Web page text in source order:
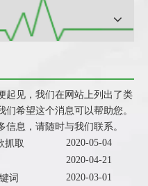
起见，我们在网站上列出了类
希望这个消息可以帮助您。
息，请随时与我们联系。
抓取
2020-05-04
2020-04-21
词
2020-03-01